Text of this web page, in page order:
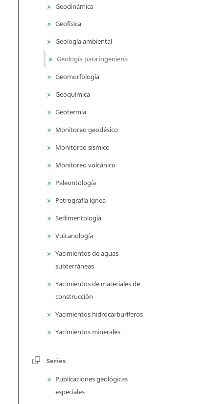
Geodinámica
Geofísica
Geología ambiental
Geología para ingeniería
Geomorfología
Geoquímica
Geotermia
Monitoreo geodésico
Monitoreo sísmico
Monitoreo volcánico
Paleontología
Petrografía ígnea
Sedimentología
Vulcanología
Yacimientos de aguas
subterráneas
Yacimientos de materiales de
construcción
Yacimientos hidrocarburíferos
Yacimientos minerales
Series
Publicaciones geológicas
especiales